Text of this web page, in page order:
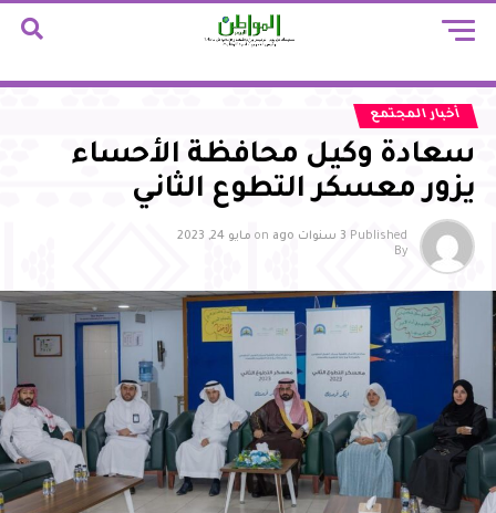
أخبار المجتمع
سعادة وكيل محافظة الأحساء
يزور معسكر التطوع الثاني
Published 3 سنوات ago on مايو 24, 2023
By